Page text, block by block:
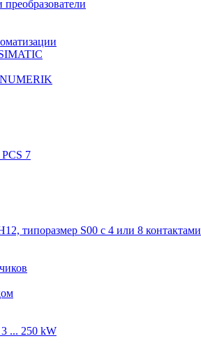
7
типоразмер S00 с 4 или 8 контактами
... 250 kW